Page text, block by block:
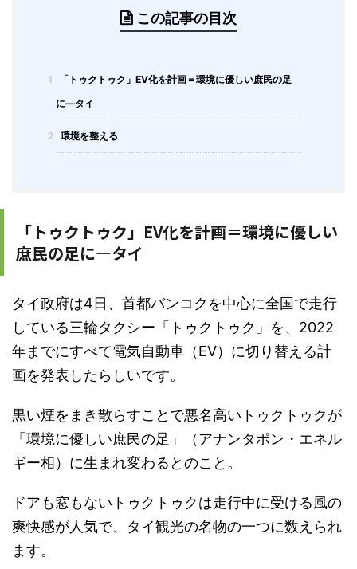
この記事の目次
1
「トゥクトゥク」EV化を計画＝環境に優しい庶民の足
に―タイ
2 環境を整える
「トゥクトゥク」EV化を計画＝環境に優しい
庶民の足に―タイ
タイ政府は4日、首都バンコクを中心に全国で走行
している三輪タクシー「トゥクトゥク」を、2022
年までにすべて電気自動車（EV）に切り替える計
画を発表したらしいです。
黒い煙をまき散らすことで悪名高いトゥクトゥクが
「環境に優しい庶民の足」（アナンタポン・エネル
ギー相）に生まれ変わるとのこと。
ドアも窓もないトゥクトゥクは走行中に受ける風の
爽快感が人気で、タイ観光の名物の一つに数えられ
ます。